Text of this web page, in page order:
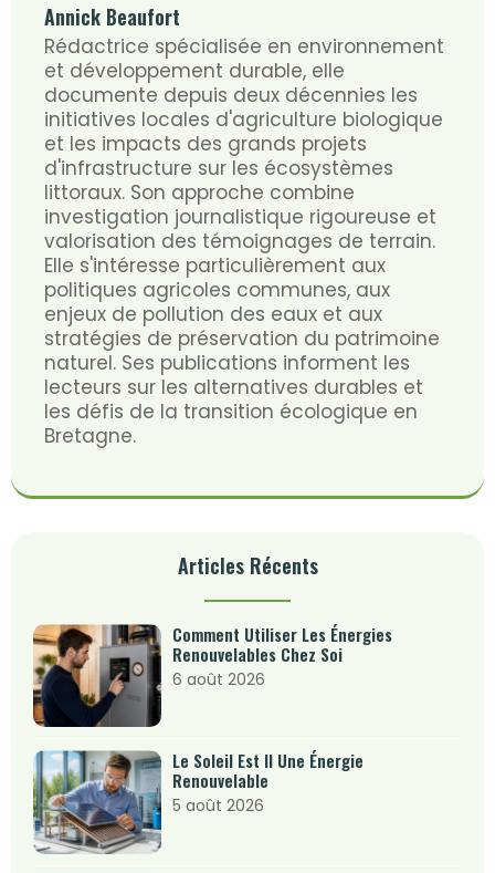
Annick Beaufort
Rédactrice spécialisée en environnement
et développement durable, elle
documente depuis deux décennies les
initiatives locales d'agriculture biologique
et les impacts des grands projets
d'infrastructure sur les écosystèmes
littoraux. Son approche combine
investigation journalistique rigoureuse et
valorisation des témoignages de terrain.
Elle s'intéresse particulièrement aux
politiques agricoles communes, aux
enjeux de pollution des eaux et aux
stratégies de préservation du patrimoine
naturel. Ses publications informent les
lecteurs sur les alternatives durables et
les défis de la transition écologique en
Bretagne.
Articles Récents
Comment Utiliser Les Énergies
Renouvelables Chez Soi
6 août 2026
Le Soleil Est Il Une Énergie
Renouvelable
5 août 2026